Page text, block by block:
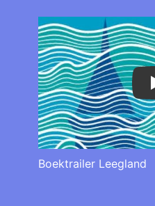
Play
Boektrailer Leegland